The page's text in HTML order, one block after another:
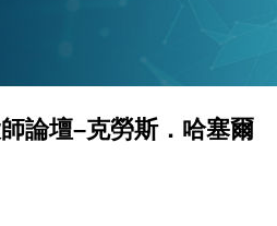
論壇–克勞斯．哈塞爾